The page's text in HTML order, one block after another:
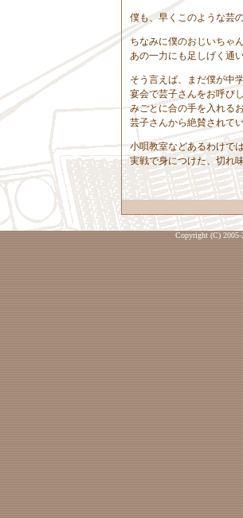
僕も、早くこのような芸
ちなみに僕のおじいちゃ
あの一力にも足しげく通
そう言えば、まだ僕が中
宴会で芸子さんをお呼び
みごとに合の手を入れる
芸子さんから絶賛されて
小唄教室などあるわけで
実戦で身につけた、切れ
Copyright (C) 2005-